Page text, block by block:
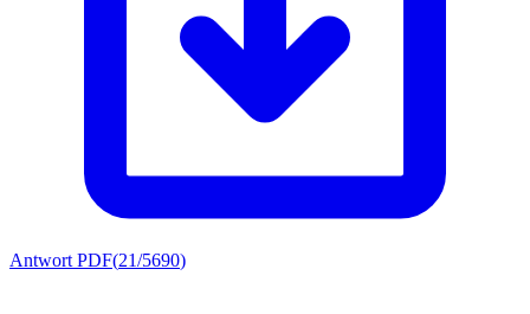
Antwort PDF(21/5690)